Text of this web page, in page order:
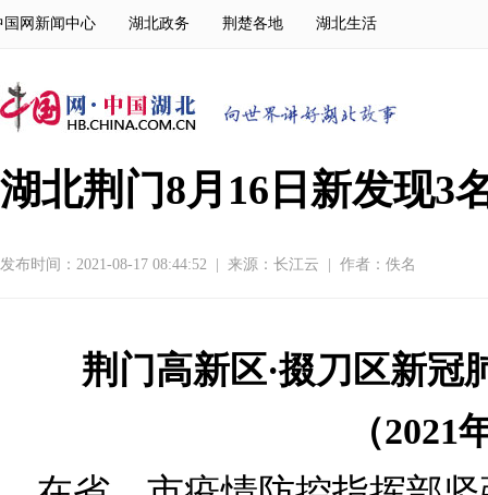
国网新闻中心 湖北政务 荆楚各地 湖北生活
湖北荆门8月16日新发现3
发布时间：2021-08-17 08:44:52 来源： 长江云 作者：佚名
荆门高新区·掇刀区新冠
（2021